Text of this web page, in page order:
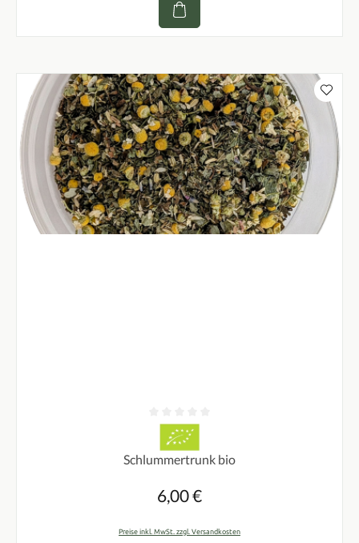
Durchschnittliche Bewertung von 0 von 5 Sternen
Schlummertrunk bio
Regulärer Preis:
6,00 €
Preise inkl. MwSt. zzgl. Versandkosten